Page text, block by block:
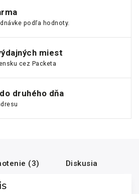
podľa hodnoty.
miest
cez Packeta
druhého dňa
(3) Diskusia